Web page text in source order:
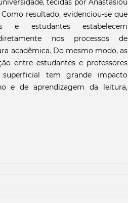
tecidas por Anastasiou
resultado, evidenciou-se que
e estudantes estabelecem
nos processos de
acadêmica. Do mesmo modo, as
entre estudantes e professores
tem grande impacto
e de aprendizagem da leitura,